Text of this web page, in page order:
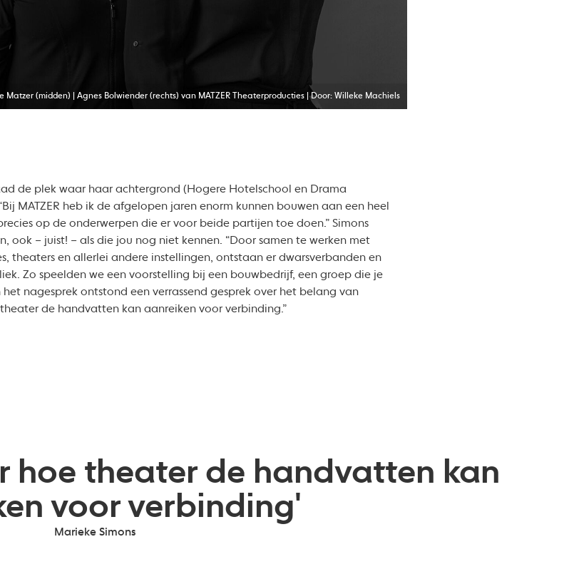
Matzer (midden) | Agnes Bolwiender (rechts) van MATZER Theaterproducties | Door: Willeke Machiels
de plek waar haar achtergrond (Hogere Hotelschool en Drama
MATZER heb ik de afgelopen jaren enorm kunnen bouwen aan een heel
op de onderwerpen die er voor beide partijen toe doen.” Simons
– juist! – als die jou nog niet kennen. “Door samen te werken met
theaters en allerlei andere instellingen, ontstaan er dwarsverbanden en
Zo speelden we een voorstelling bij een bouwbedrijf, een groep die je
nagesprek ontstond een verrassend gesprek over het belang van
de handvatten kan aanreiken voor verbinding.”
hoe theater de handvatten kan
voor verbinding'
Marieke Simons